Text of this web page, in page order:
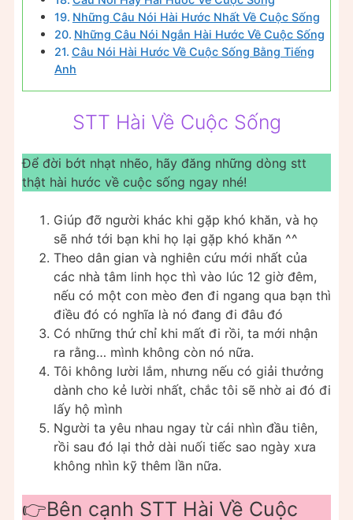
Những Câu Nói Hài Hước Nhất Về Cuộc Sống
Những Câu Nói Ngắn Hài Hước Về Cuộc Sống
Câu Nói Hài Hước Về Cuộc Sống Bằng Tiếng
Anh
STT Hài Về Cuộc Sống
Để đời bớt nhạt nhẽo, hãy đăng những dòng stt
thật hài hước về cuộc sống ngay nhé!
Giúp đỡ người khác khi gặp khó khăn, và họ
sẽ nhớ tới bạn khi họ lại gặp khó khăn ^^
Theo dân gian và nghiên cứu mới nhất của
các nhà tâm linh học thì vào lúc 12 giờ đêm,
nếu có một con mèo đen đi ngang qua bạn thì
điều đó có nghĩa là nó đang đi đâu đó
Có những thứ chỉ khi mất đi rồi, ta mới nhận
ra rằng… mình không còn nó nữa.
Tôi không lười lắm, nhưng nếu có giải thưởng
dành cho kẻ lười nhất, chắc tôi sẽ nhờ ai đó đi
lấy hộ mình
Người ta yêu nhau ngay từ cái nhìn đầu tiên,
rồi sau đó lại thở dài nuối tiếc sao ngày xưa
không nhìn kỹ thêm lần nữa.
👉Bên cạnh STT Hài Về Cuộc